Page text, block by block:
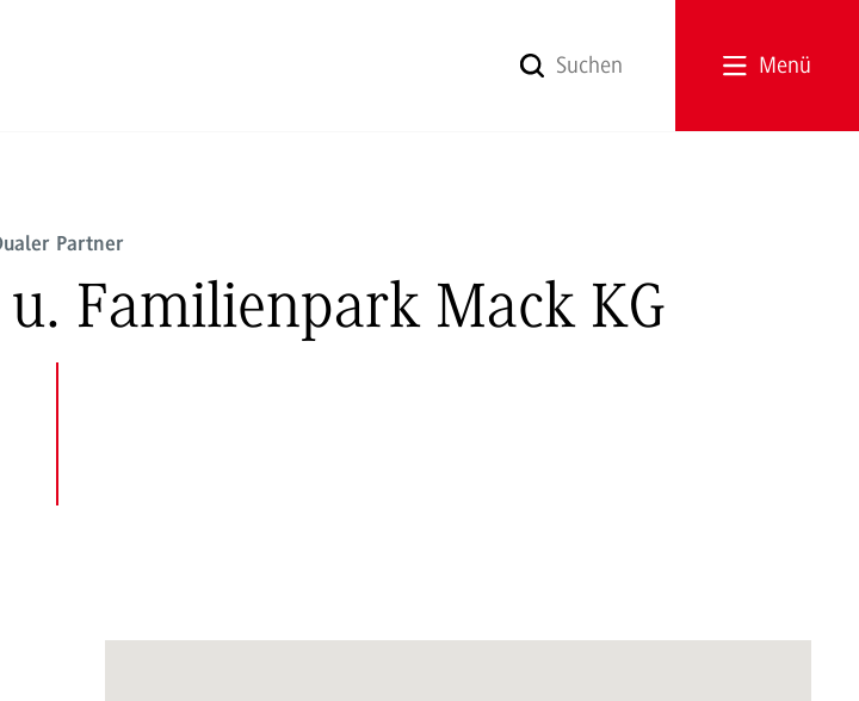
Menü
Partner
Familienpark Mack KG